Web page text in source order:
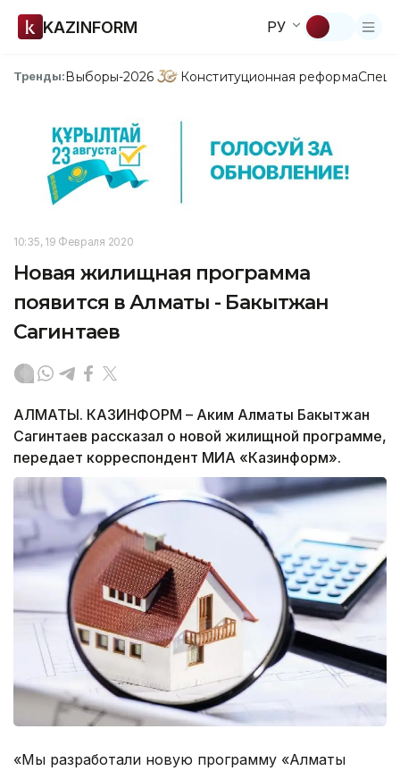
KAZINFORM РУ
Тренды:Выборы-2026 Конституционная реформа
10:35, 19 Февраля 2020
Новая жилищная программа
появится в Алматы - Бакытжан
Сагинтаев
АЛМАТЫ. КАЗИНФОРМ – Аким Алматы Бакытжан
Сагинтаев рассказал о новой жилищной программе,
передает корреспондент МИА «Казинформ».
«Мы разработали новую программу «Алматы